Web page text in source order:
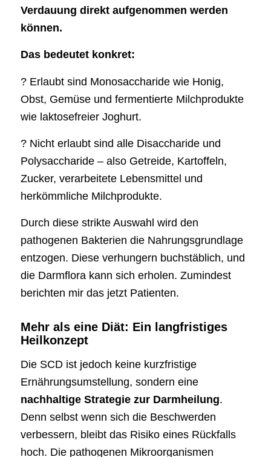
Verdauung direkt aufgenommen werden
können.
Das bedeutet konkret:
? Erlaubt sind Monosaccharide wie Honig,
Obst, Gemüse und fermentierte Milchprodukte
wie laktosefreier Joghurt.
? Nicht erlaubt sind alle Disaccharide und
Polysaccharide – also Getreide, Kartoffeln,
Zucker, verarbeitete Lebensmittel und
herkömmliche Milchprodukte.
Durch diese strikte Auswahl wird den
pathogenen Bakterien die Nahrungsgrundlage
entzogen. Diese verhungern buchstäblich, und
die Darmflora kann sich erholen. Zumindest
berichten mir das jetzt Patienten.
Mehr als eine Diät: Ein langfristiges
Heilkonzept
Die SCD ist jedoch keine kurzfristige
Ernährungsumstellung, sondern eine
nachhaltige Strategie zur Darmheilung.
Denn selbst wenn sich die Beschwerden
verbessern, bleibt das Risiko eines Rückfalls
hoch. Die pathogenen Mikroorganismen